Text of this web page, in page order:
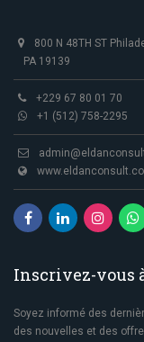
800 N 48TH ST
PA 19139
+229 67 80 01 70
+1 (512) 758-2295
Inscrivez-vous
Soyez informé des
des nouvelles et des